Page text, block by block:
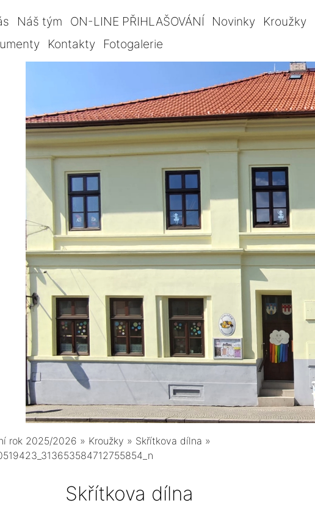
Náš tým ON-LINE PŘIHLAŠOVÁNÍ Novinky Kroužky
Kontakty Fotogalerie
rok 2025/2026 » Kroužky » Skřítkova dílna »
Skřítkova dílna